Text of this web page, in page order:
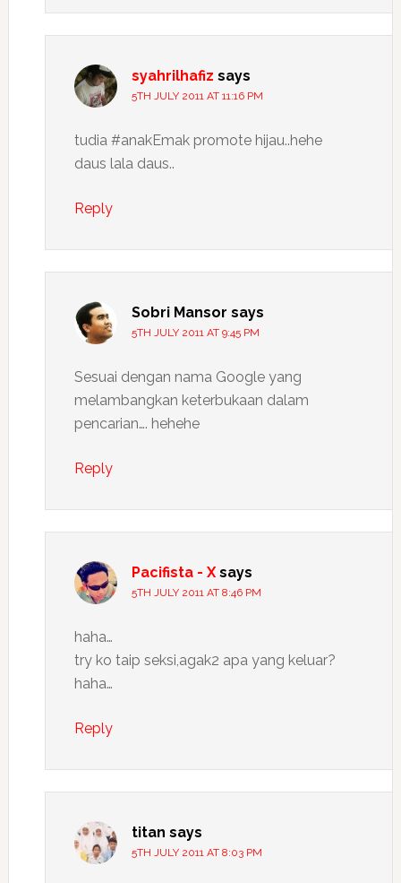
syahrilhafiz says
5TH JULY 2011 AT 11:16 PM
tudia #anakEmak promote hijau..hehe
daus lala daus..
Reply
Sobri Mansor says
5TH JULY 2011 AT 9:45 PM
Sesuai dengan nama Google yang
melambangkan keterbukaan dalam
pencarian…. hehehe
Reply
Pacifista - X says
5TH JULY 2011 AT 8:46 PM
haha…
try ko taip seksi,agak2 apa yang keluar?
haha…
Reply
titan says
5TH JULY 2011 AT 8:03 PM